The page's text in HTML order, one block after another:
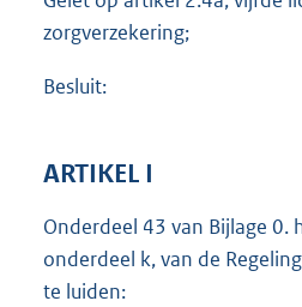
zorgverzekering;
Besluit:
ARTIKEL I
Onderdeel 43 van Bijlage 0.
onderdeel k, van de
te luiden: